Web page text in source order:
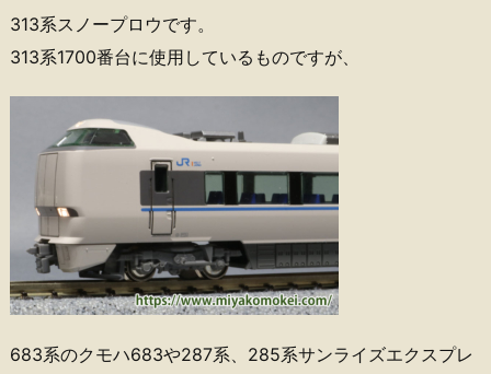
313系スノープロウです。
313系1700番台に使用しているものですが、
683系のクモハ683や287系、285系サンライズエクスプレ